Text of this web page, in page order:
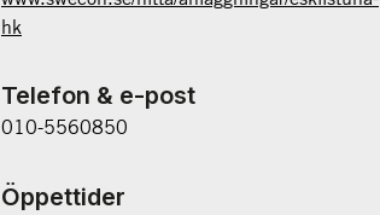
hk
Telefon & e-post
010-5560850
Öppettider